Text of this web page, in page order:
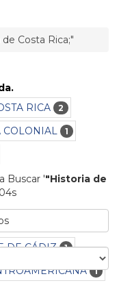
Costa Rica;"
RICA 2
1
DE CÁDIZ 1
1
Buscar '"Historia de